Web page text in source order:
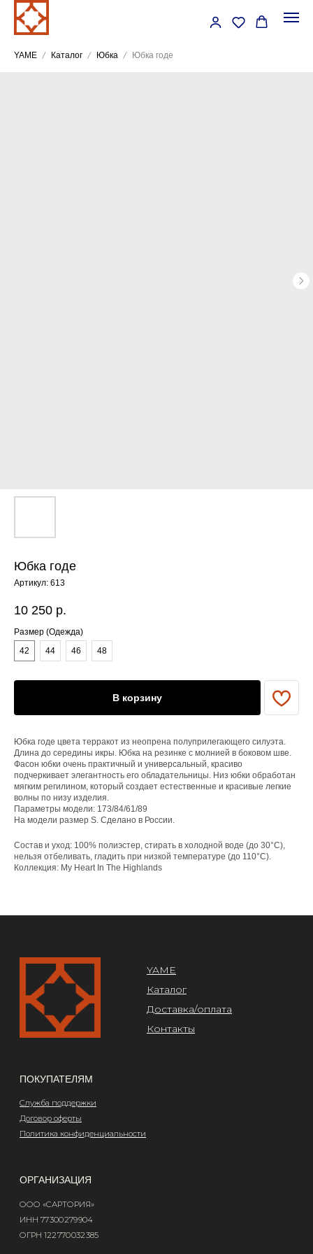
YAME Каталог Юбка Юбка годе
Юбка годе
Артикул: 613
10 250 р.
Размер (Одежда)
42
44 46 48
В корзину
Юбка годе цвета терракот из неопрена полуприлегающего силуэта.
Длина до середины икры. Юбка на резинке с молнией в боковом шве.
Фасон юбки очень практичный и универсальный, красиво
подчеркивает элегантность его обладательницы. Низ юбки обработан
мягким регилином, который создает естественные и красивые легкие
волны по низу изделия.
Параметры модели: 173/84/61/89
На модели размер S. Сделано в России.
Состав и уход: 100% полиэстер, стирать в холодной воде (до 30°C),
нельзя отбеливать, гладить при низкой температуре (до 110°C).
Коллекция: My Heart In The Highlands
YAME
ОРГАНИЗАЦИЯ
ООО «САРТОРИЯ»
ИНН 77 300 279 904
Служба поддержки
Договор оферты
Политика конфиденциальности
Design by @abakumik